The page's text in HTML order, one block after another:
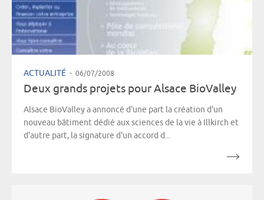
ACTUALITÉ - 06/07/2008
Deux grands projets pour Alsace BioValley
Alsace BioValley a annoncé d'une part la création d'un
nouveau bâtiment dédié aux sciences de la vie à Illkirch et
d'autre part, la signature d'un accord d...